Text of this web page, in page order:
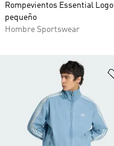
Rompevientos Essential Logo
pequeño
Hombre Sportswear